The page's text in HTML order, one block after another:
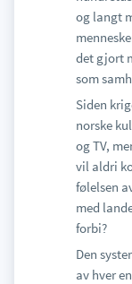
og langt
det gjort
som
Siden
norske
og TV,
vil aldri
følelsen
med
forbi?
Den
av hver